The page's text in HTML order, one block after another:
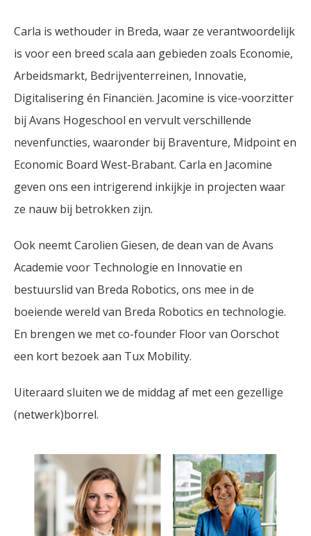
Carla is wethouder in Breda, waar ze verantwoordelijk
is voor een breed scala aan gebieden zoals Economie,
Arbeidsmarkt, Bedrijventerreinen, Innovatie,
Digitalisering én Financiën. Jacomine is vice-voorzitter
bij Avans Hogeschool en vervult verschillende
nevenfuncties, waaronder bij Braventure, Midpoint en
Economic Board West-Brabant. Carla en Jacomine
geven ons een intrigerend inkijkje in projecten waar
ze nauw bij betrokken zijn.
Ook neemt Carolien Giesen, de dean van de Avans
Academie voor Technologie en Innovatie en
bestuurslid van Breda Robotics, ons mee in de
boeiende wereld van Breda Robotics en technologie.
En brengen we met co-founder Floor van Oorschot
een kort bezoek aan Tux Mobility.
Uiteraard sluiten we de middag af met een gezellige
(netwerk)borrel.